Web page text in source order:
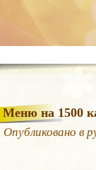
Меню на 1500
Опубликовано в